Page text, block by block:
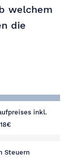
welchem
die
inkl.
Steuern